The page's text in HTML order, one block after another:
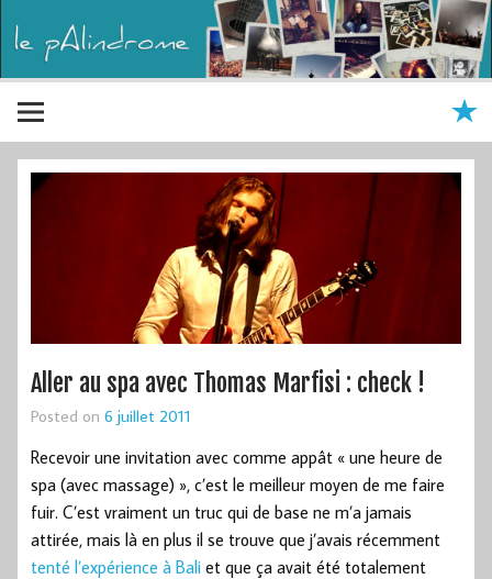
Aller au spa avec Thomas Marfisi : check !
Posted on 6 juillet 2011
Recevoir une invitation avec comme appât « une heure de
spa (avec massage) », c’est le meilleur moyen de me faire
fuir. C’est vraiment un truc qui de base ne m’a jamais
attirée, mais là en plus il se trouve que j’avais récemment
tenté l’expérience à Bali et que ça avait été totalement